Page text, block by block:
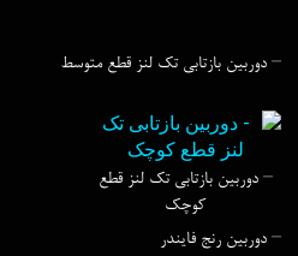
– دورﺑﻴﻦ ﺑﺎزﺗﺎﺑﯽ ﺗﮏ ﻟﻨﺰ ﻗﻄﻊ ﻣﺘﻮﺳﻂ
– دورﺑﻴﻦ ﺑﺎزﺗﺎﺑﯽ ﺗﮏ ﻟﻨﺰ قطع
کوچک
– دورﺑﻴﻦ رﻧﺞ ﻓﺎﻳﻨﺪر